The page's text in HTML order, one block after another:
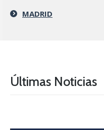
MADRID
Últimas Noticias